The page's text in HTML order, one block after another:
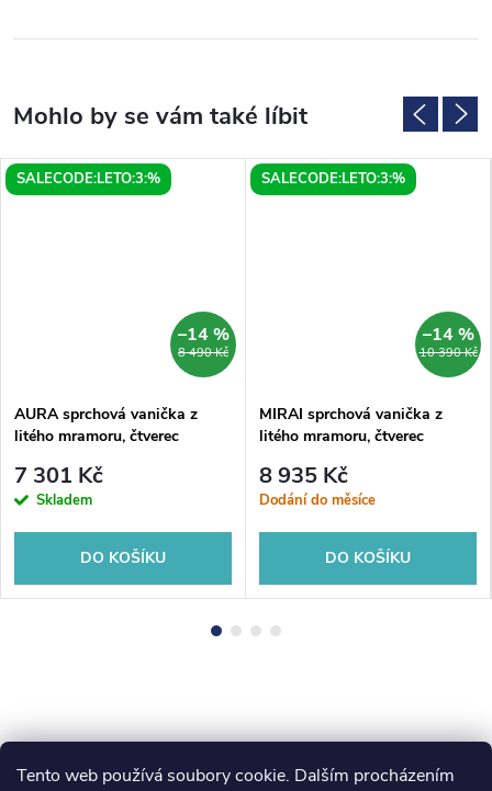
Tento web používá soubory cookie. Dalším procházením
SALECODE:LETO:3:%
8 490 Kč
–14 %
AURA sprchová vanička z
litého mramoru, čtverec
7 301 Kč
Skladem
DO KOŠÍKU
SALECODE:LETO:3:%
10 390 Kč
–14 %
MIRAI sprchová vanička z
litého mramoru, čtverec
8 935 Kč
Dodání do měsíce
DO KOŠÍKU